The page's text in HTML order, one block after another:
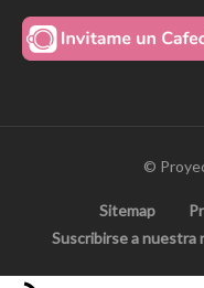
©
Sitemap
Suscribirse a